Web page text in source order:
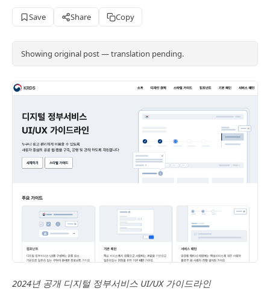
Save Share Copy
Showing original post — translation pending.
2024년 공개 디지털 정부서비스 UI/UX 가이드라인